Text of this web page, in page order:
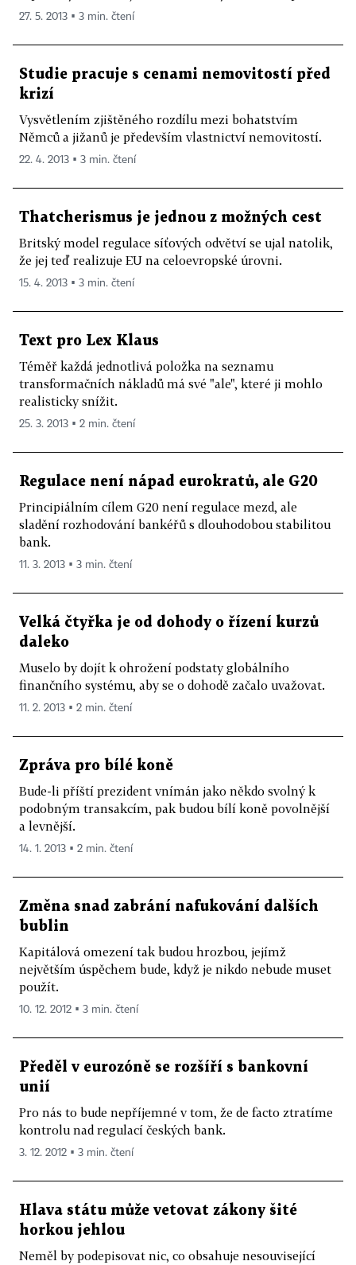
27. 5. 2013 ▪ 3 min. čtení
Studie pracuje s cenami nemovitostí před
krizí
Vysvětlením zjištěného rozdílu mezi bohatstvím
Němců a jižanů je především vlastnictví nemovitostí.
22. 4. 2013 ▪ 3 min. čtení
Thatcherismus je jednou z možných cest
Britský model regulace síťových odvětví se ujal natolik,
že jej teď realizuje EU na celoevropské úrovni.
15. 4. 2013 ▪ 3 min. čtení
Text pro Lex Klaus
Téměř každá jednotlivá položka na seznamu
transformačních nákladů má své "ale", které ji mohlo
realisticky snížit.
25. 3. 2013 ▪ 2 min. čtení
Regulace není nápad eurokratů, ale G20
Principiálním cílem G20 není regulace mezd, ale
sladění rozhodování bankéřů s dlouhodobou stabilitou
bank.
11. 3. 2013 ▪ 3 min. čtení
Velká čtyřka je od dohody o řízení kurzů
daleko
Muselo by dojít k ohrožení podstaty globálního
finančního systému, aby se o dohodě začalo uvažovat.
11. 2. 2013 ▪ 2 min. čtení
Zpráva pro bílé koně
Bude-li příští prezident vnímán jako někdo svolný k
podobným transakcím, pak budou bílí koně povolnější
a levnější.
14. 1. 2013 ▪ 2 min. čtení
Změna snad zabrání nafukování dalších
bublin
Kapitálová omezení tak budou hrozbou, jejímž
největším úspěchem bude, když je nikdo nebude muset
použít.
10. 12. 2012 ▪ 3 min. čtení
Předěl v eurozóně se rozšíří s bankovní
unií
Pro nás to bude nepříjemné v tom, že de facto ztratíme
kontrolu nad regulací českých bank.
3. 12. 2012 ▪ 3 min. čtení
Hlava státu může vetovat zákony šité
horkou jehlou
Neměl by podepisovat nic, co obsahuje nesouvisející